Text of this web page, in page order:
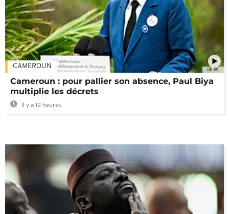
00:59
CAMEROUN
Cameroun : pour pallier son absence, Paul Biya
multiplie les décrets
Il y a 12 heures